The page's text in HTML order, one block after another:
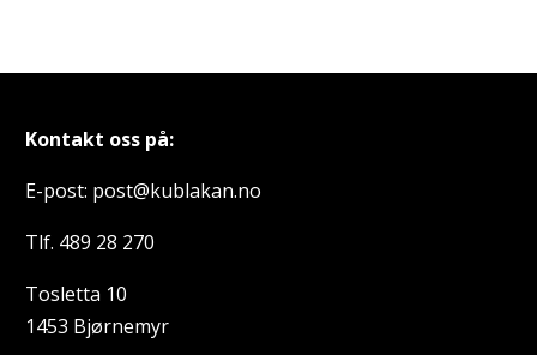
Kontakt oss på:
E-post: post@kublakan.no
Tlf. 489 28 270
Tosletta 10
1453 Bjørnemyr